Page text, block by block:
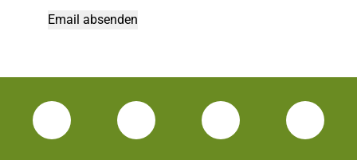
Facebook Unisport-Zentrum
Instagram Unisport-Zentrum
Youtube TU